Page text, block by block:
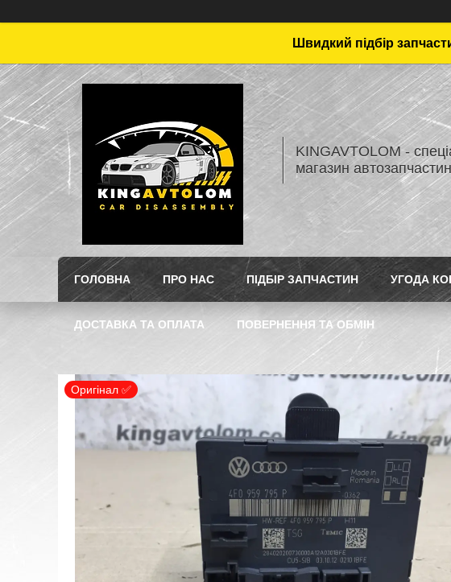
Швидкий підбір
KINGAVTOLOM -
магазин автозапчастин
ГОЛОВНА ПРО НАС ПІДБІР ЗАПЧАСТИН УГОДА
ДОСТАВКА ТА ОПЛАТА ПОВЕРНЕННЯ ТА ОБМІН
Оригінал ✅